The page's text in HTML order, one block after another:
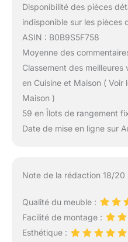
Disponibilité des pièces
indisponible sur les pièces
ASIN : B0B9S5F758
Moyenne des
Classement des meilleures
en Cuisine et Maison ( Voir
Maison )
59 en Îlots de rangement
Date de mise en ligne sur
Note de la rédaction 18/20
Qualité du meuble :
Facilité de montage :
Esthétique :